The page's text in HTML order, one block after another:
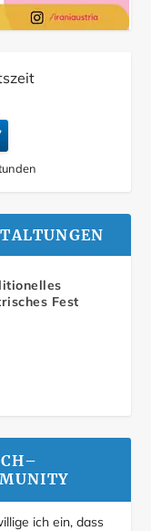
Fest
ich ein, dass